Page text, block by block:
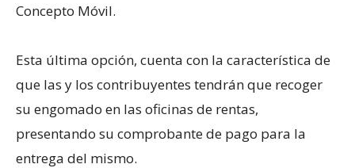
Concepto Móvil.
Esta última opción, cuenta con la característica de
que las y los contribuyentes tendrán que recoger
su engomado en las oficinas de rentas,
presentando su comprobante de pago para la
entrega del mismo.